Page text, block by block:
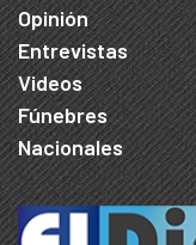
Opinión
Entrevistas
Videos
Fúnebres
Nacionales